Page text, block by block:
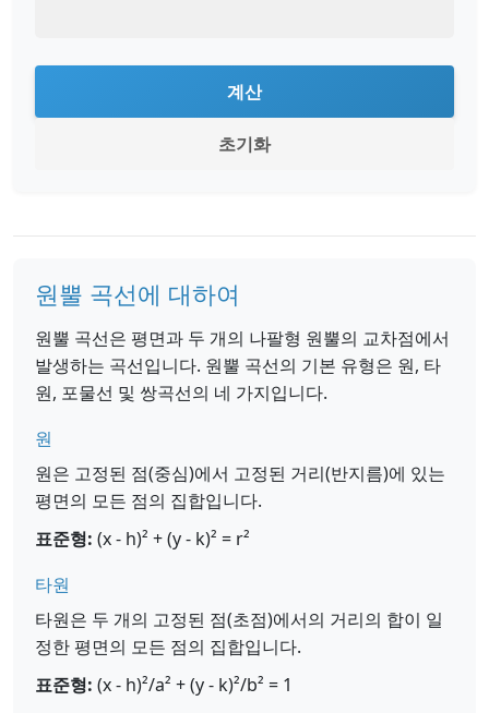
계산
초기화
원뿔 곡선에 대하여
원뿔 곡선은 평면과 두 개의 나팔형 원뿔의 교차점에서
발생하는 곡선입니다. 원뿔 곡선의 기본 유형은 원, 타
원, 포물선 및 쌍곡선의 네 가지입니다.
원
원은 고정된 점(중심)에서 고정된 거리(반지름)에 있는
평면의 모든 점의 집합입니다.
표준형: (x - h)² + (y - k)² = r²
타원
타원은 두 개의 고정된 점(초점)에서의 거리의 합이 일
정한 평면의 모든 점의 집합입니다.
표준형: (x - h)²/a² + (y - k)²/b² = 1